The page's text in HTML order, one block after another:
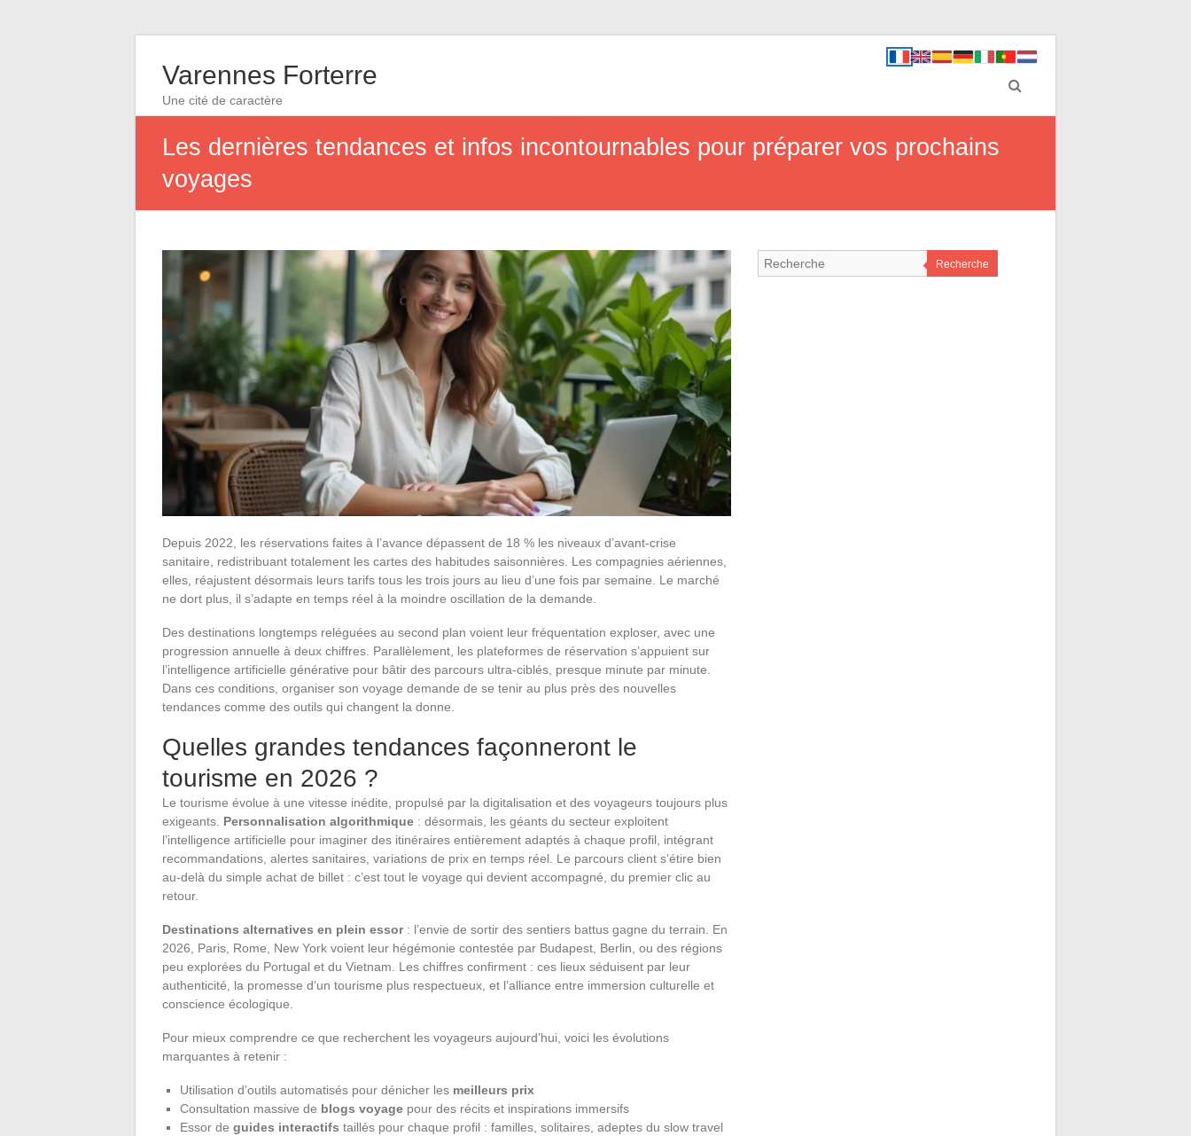
Varennes Forterre
Une cité de caractère
Les dernières tendances et infos incontournables pour préparer vos prochains
voyages
Depuis 2022, les réservations faites à l’avance dépassent de 18 % les niveaux d’avant-crise
sanitaire, redistribuant totalement les cartes des habitudes saisonnières. Les compagnies aériennes,
elles, réajustent désormais leurs tarifs tous les trois jours au lieu d’une fois par semaine. Le marché
ne dort plus, il s’adapte en temps réel à la moindre oscillation de la demande.
Des destinations longtemps reléguées au second plan voient leur fréquentation exploser, avec une
progression annuelle à deux chiffres. Parallèlement, les plateformes de réservation s’appuient sur
l’intelligence artificielle générative pour bâtir des parcours ultra-ciblés, presque minute par minute.
Dans ces conditions, organiser son voyage demande de se tenir au plus près des nouvelles
tendances comme des outils qui changent la donne.
Quelles grandes tendances façonneront le
tourisme en 2026 ?
Le tourisme évolue à une vitesse inédite, propulsé par la digitalisation et des voyageurs toujours plus
exigeants. Personnalisation algorithmique : désormais, les géants du secteur exploitent
l’intelligence artificielle pour imaginer des itinéraires entièrement adaptés à chaque profil, intégrant
recommandations, alertes sanitaires, variations de prix en temps réel. Le parcours client s’étire bien
au-delà du simple achat de billet : c’est tout le voyage qui devient accompagné, du premier clic au
retour.
Destinations alternatives en plein essor: l’envie de sortir des sentiers battus gagne du terrain. En
2026, Paris, Rome, New York voient leur hégémonie contestée par Budapest, Berlin, ou des régions
peu explorées du Portugal et du Vietnam. Les chiffres confirment : ces lieux séduisent par leur
authenticité, la promesse d’un tourisme plus respectueux, et l’alliance entre immersion culturelle et
conscience écologique.
Pour mieux comprendre ce que recherchent les voyageurs aujourd’hui, voici les évolutions
marquantes à retenir :
Utilisation d’outils automatisés pour dénicher les meilleurs prix
Consultation massive de blogs voyage pour des récits et inspirations immersifs
Essor de guides interactifs taillés pour chaque profil : familles, solitaires, adeptes du slow travel
Recherche